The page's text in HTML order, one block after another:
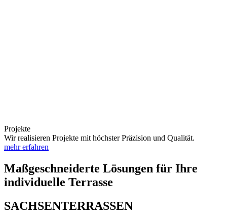
Projekte
Wir realisieren Projekte mit höchster Präzision und Qualität.
mehr erfahren
Maßgeschneiderte Lösungen für Ihre
individuelle Terrasse
SACHSENTERRASSEN